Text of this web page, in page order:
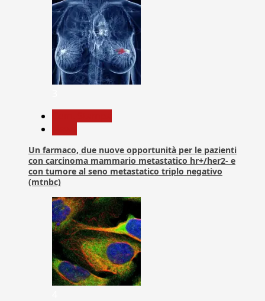
Un farmaco, due nuove opportunità per le pazienti
con carcinoma mammario metastatico hr+/her2- e
con tumore al seno metastatico triplo negativo
(mtnbc)